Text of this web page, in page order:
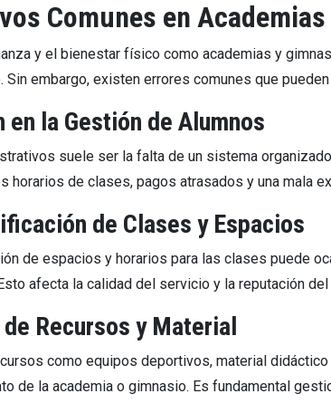
Comunes en
y el bienestar físico como academias y
Sin embargo, existen errores comunes que
en la Gestión de Alumnos
suele ser la falta de un sistema
horarios de clases, pagos atrasados y una mala
de Clases y Espacios
de espacios y horarios para las clases puede
afecta la calidad del servicio y la reputación
Recursos y Material
como equipos deportivos, material
de la academia o gimnasio. Es fundamental